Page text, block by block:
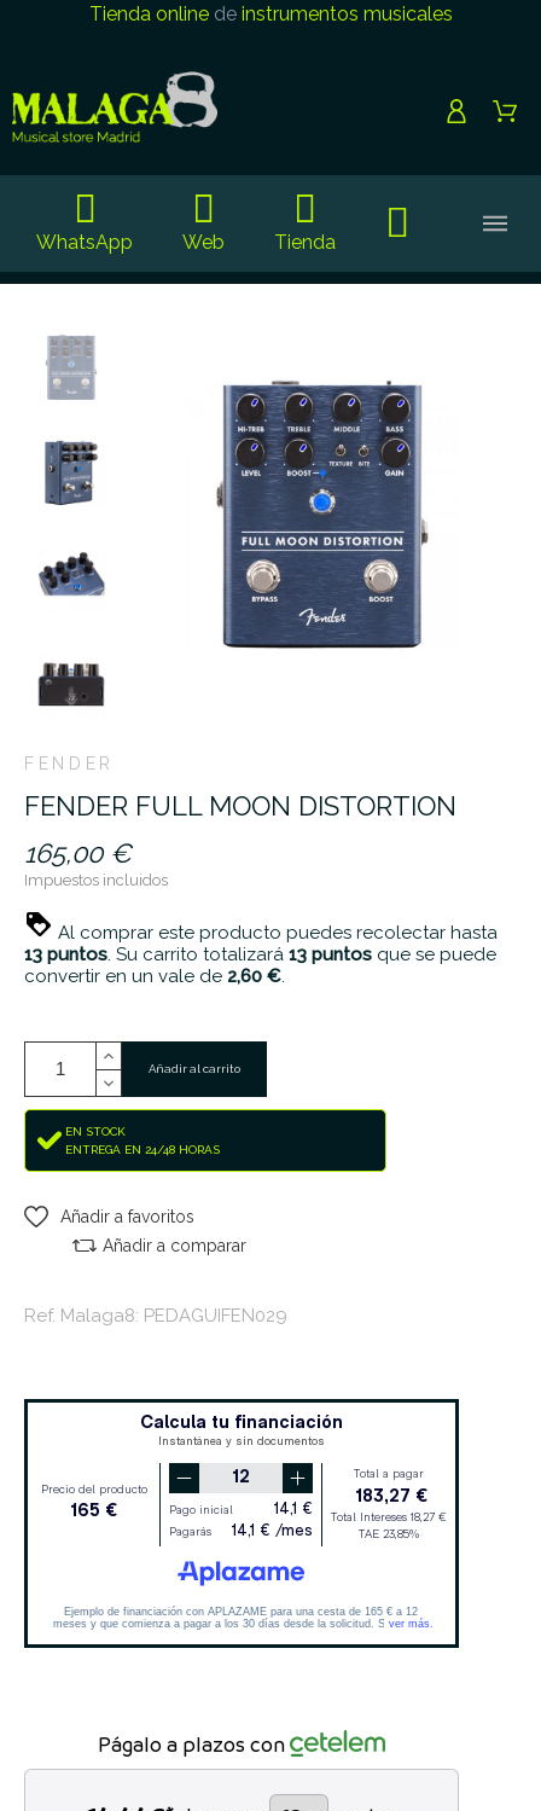
Tienda onlinede instrumentos musicales
WhatsApp Web Tienda
FENDER
FENDER FULL MOON DISTORTION
165,00 €
Impuestos incluidos
Al comprar este producto puedes recolectar hasta
13 puntos. Su carrito totalizará 13 puntos que se puede
convertir en un vale de 2,60 €.
Añadir al carrito
EN STOCK
ENTREGA EN 24/48 HORAS
Añadir a favoritos
Añadir a comparar
Ref. Malaga8: PEDAGUIFEN029
Págalo a plazos con